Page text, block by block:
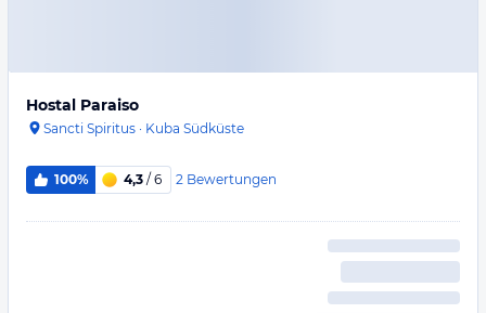
Hostal Paraiso
Sancti Spiritus · Kuba Südküste
100% 4,3 / 6 2 Bewertungen